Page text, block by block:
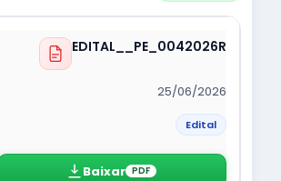
EDITAL__PE_0042026R
25/06/2026
Edital
Baixar PDF